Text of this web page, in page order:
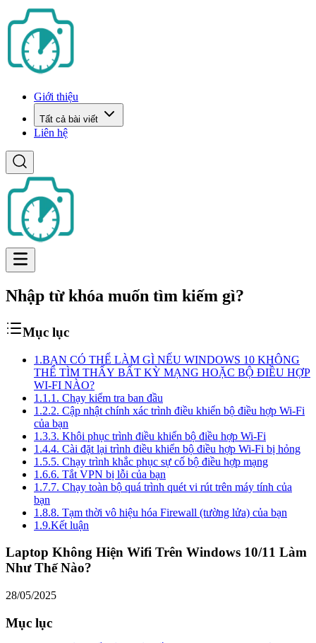
Giới thiệu
Tất cả bài viết
Liên hệ
Nhập từ khóa muốn tìm kiếm gì?
Mục lục
1.BẠN CÓ THỂ LÀM GÌ NẾU WINDOWS 10 KHÔNG
THỂ TÌM THẤY BẤT KỲ MẠNG HOẶC BỘ ĐIỀU HỢP
WI-FI NÀO?
1.1.1. Chạy kiểm tra ban đầu
1.2.2. Cập nhật chính xác trình điều khiển bộ điều hợp Wi-Fi
của bạn
1.3.3. Khôi phục trình điều khiển bộ điều hợp Wi-Fi
1.4.4. Cài đặt lại trình điều khiển bộ điều hợp Wi-Fi bị hỏng
1.5.5. Chạy trình khắc phục sự cố bộ điều hợp mạng
1.6.6. Tắt VPN bị lỗi của bạn
1.7.7. Chạy toàn bộ quá trình quét vi rút trên máy tính của
bạn
1.8.8. Tạm thời vô hiệu hóa Firewall (tường lửa) của bạn
1.9.Kết luận
Laptop Không Hiện Wifi Trên Windows 10/11 Làm
Như Thế Nào?
28/05/2025
Mục lục